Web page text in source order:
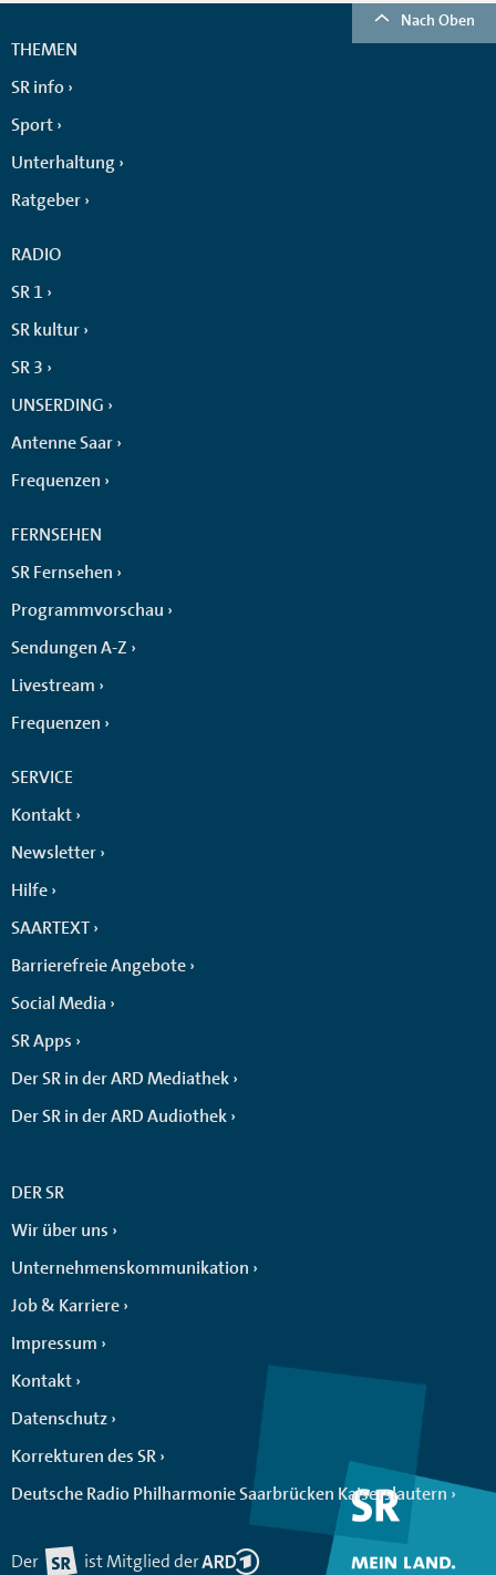
Nach Oben
THEMEN
SR info
Sport
Unterhaltung
Ratgeber
RADIO
SR 1
SR kultur
SR 3
UNSERDING
Antenne Saar
Frequenzen
FERNSEHEN
SR Fernsehen
Programmvorschau
Sendungen A-Z
Livestream
Frequenzen
SERVICE
Kontakt
Newsletter
Hilfe
SAARTEXT
Barrierefreie Angebote
Social Media
SR Apps
Der SR in der ARD Mediathek
Der SR in der ARD Audiothek
DER SR
Wir über uns
Unternehmenskommunikation
Job & Karriere
Impressum
Kontakt
Datenschutz
Korrekturen des SR
Deutsche Radio Philharmonie Saarbrücken Kaiserslautern
Der ist Mitglied der